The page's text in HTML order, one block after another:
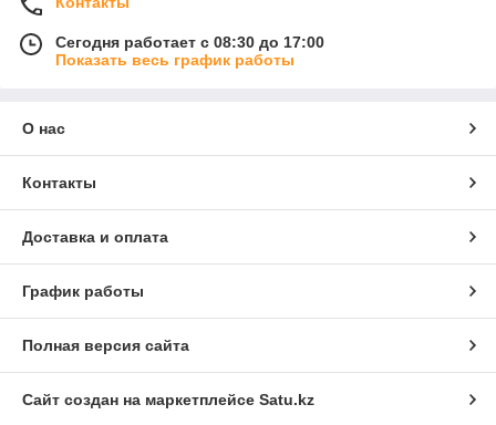
Сегодня работает с 08:30 до 17:00
Показать весь график работы
О нас
Контакты
Доставка и оплата
График работы
Полная версия сайта
Сайт создан на маркетплейсе Satu.kz